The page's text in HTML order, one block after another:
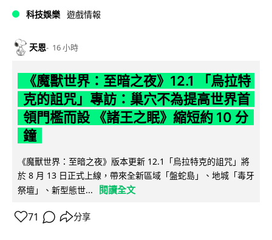
科技娛樂 遊戲情報
天恩 16 小時
《魔獸世界：至暗之夜》12.1 「烏拉特
克的詛咒」專訪：巢穴不為提高世界首
領門檻而設 《諸王之眠》縮短約 10 分
鐘
《魔獸世界：至暗之夜》版本更新 12.1「烏拉特克的詛咒」將
於 8 月 13 日正式上線，帶來全新區域「盤蛇島」、地城「毒牙
祭壇」、新型態世...
閱讀全文
71 分享